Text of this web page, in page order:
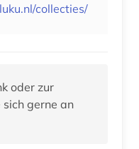
collecties/
oder zur
gerne an